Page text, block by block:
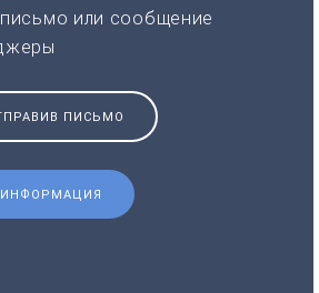
или сообщение
ПИСЬМО
ИНФОРМАЦИЯ